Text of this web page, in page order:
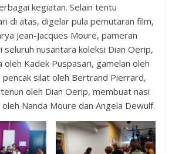
kegiatan. Selain tentu
di atas, digelar pula pemutaran film,
Jean-Jacques Moure, pameran
seluruh nusantara koleksi Dian Oerip,
oleh Kadek Puspasari, gamelan oleh
silat oleh Bertrand Pierrard,
oleh Dian Oerip, membuat nasi
Nanda Moure dan Angela Dewulf.